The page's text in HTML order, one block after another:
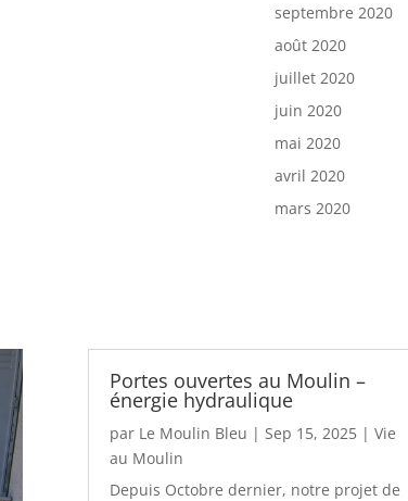
septembre 2020
août 2020
juillet 2020
juin 2020
mai 2020
avril 2020
mars 2020
Portes ouvertes au Moulin –
énergie hydraulique
par Le Moulin Bleu | Sep 15, 2025| Vie
au Moulin
Depuis Octobre dernier, notre projet de